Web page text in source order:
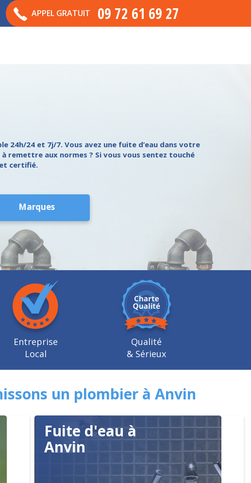
APPEL GRATUIT 09 72 61 69 27
24 et 7j/7. Vous avez une fuite d’eau dans votre
remettre aux normes ? Si vous vous sentez touché
et certifié.
Marques
Entreprise
Local
Qualité
& Sérieux
un plombier à Anvin
Fuite d'eau à
Anvin